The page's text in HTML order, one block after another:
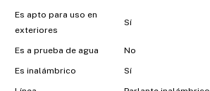
Es apto para uso en
exteriores
Sí
Es a prueba de agua No
Es inalámbrico Sí